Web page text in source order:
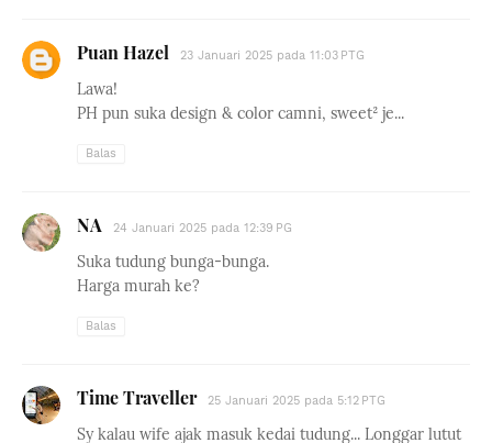
Puan Hazel 23 Januari 2025 pada 11:03 PTG
Lawa!
PH pun suka design & color camni, sweet² je...
Balas
NA 24 Januari 2025 pada 12:39 PG
Suka tudung bunga-bunga.
Harga murah ke?
Balas
Time Traveller 25 Januari 2025 pada 5:12 PTG
Sy kalau wife ajak masuk kedai tudung... Longgar lutut